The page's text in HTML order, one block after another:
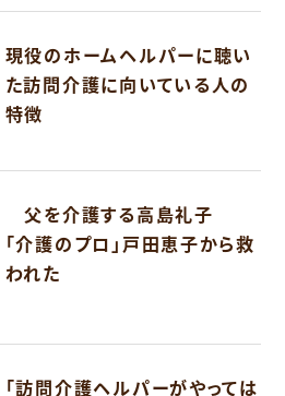
現役のホームヘルパーに聴い
た訪問介護に向いている人の
特徴
父を介護する高島礼子
「介護のプロ」戸田恵子から救
われた
「訪問介護ヘルパーがやっては